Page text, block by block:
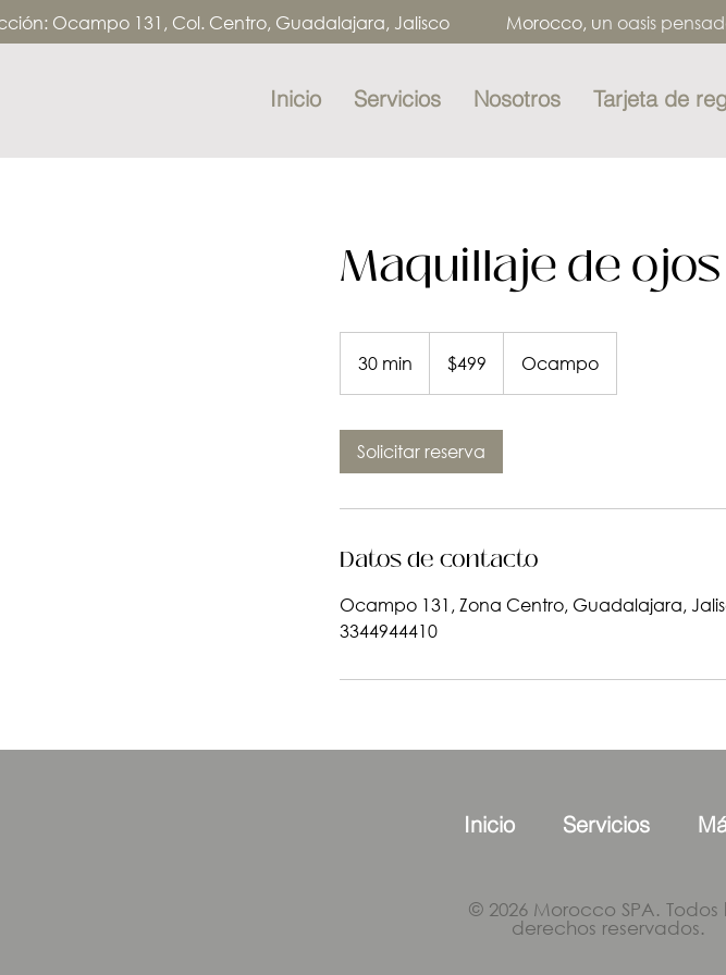
Ocampo 131, Col. Centro, Guadalajara, Jalisco Morocco, un oasis
Inicio Servicios Nosotros Tarjeta de
Maquillaje de ojos
30 min
0
i
mexicanos
$499 Ocampo
Solicitar reserva
Datos de contacto
Ocampo 131, Zona Centro, Guadalajara,
3344944410
Inicio Servicios
© 2026 Morocco SPA. Todos
derechos reservados.